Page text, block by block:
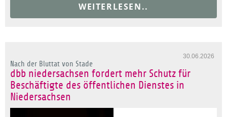
WEITERLESEN..
30.06.2026
Nach der Bluttat von Stade
dbb niedersachsen fordert mehr Schutz für
Beschäftigte des öffentlichen Dienstes in
Niedersachsen